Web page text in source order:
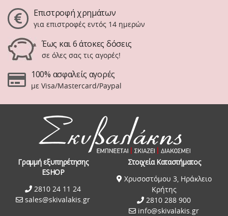
Επιστροφή χρημάτων
για επιστροφές εντός 14 ημερών
Έως και 6 άτοκες δόσεις
σε όλες σας τις αγορές!
100% ασφαλείς αγορές
με Visa/Mastercard/Paypal
Γραμμή εξυπηρέτησης
ESHOP
2810 24 11 24
sales@skivalakis.gr
Στοιχεία Καταστήματος
Χρυσοστόμου 3, Ηράκλειο
Κρήτης
2810 288 900
info@skivalakis.gr